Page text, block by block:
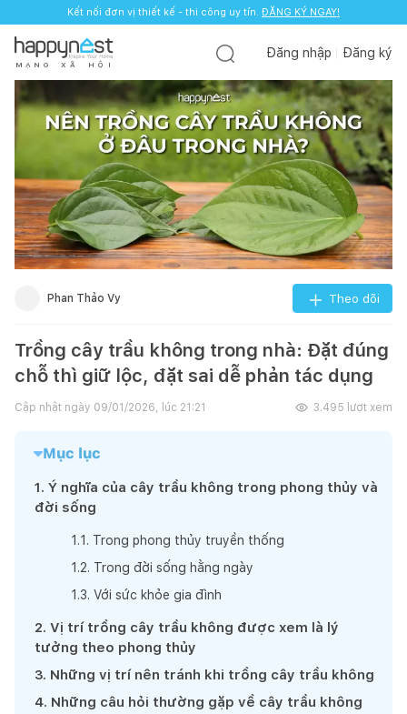
Kết nối đơn vị thiết kế - thi công uy tín. ĐĂNG KÝ NGAY!
M Ạ N G X Ã H Ộ I
Đăng nhập Đăng ký
Phan Thảo Vy Theo dõi
Trồng cây trầu không trong nhà: Đặt đúng
chỗ thì giữ lộc, đặt sai dễ phản tác dụng
Cập nhật ngày 09/01/2026, lúc 21:21 3.495 lượt xem
Mục lục
1. Ý nghĩa của cây trầu không trong phong thủy và
đời sống
1 .1 . Trong phong thủy truyền thống
1 .2. Trong đời sống hằng ngày
1 .3. Với sức khỏe gia đình
2. Vị trí trồng cây trầu không được xem là lý
tưởng theo phong thủy
3. Những vị trí nên tránh khi trồng cây trầu không
4. Những câu hỏi thường gặp về cây trầu không